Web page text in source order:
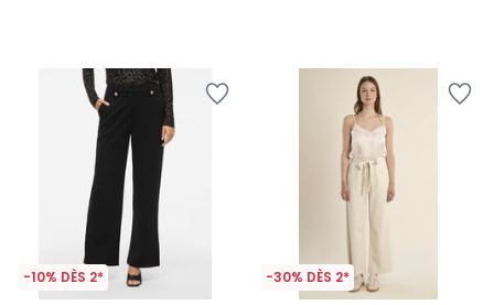
-10% DÈS 2* -30% DÈS 2*